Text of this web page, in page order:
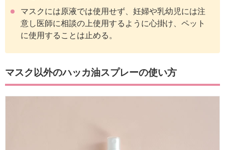
マスクには原液では使用せず、妊婦や乳幼児には注
意し医師に相談の上使用するように心掛け、ペット
に使用することは止める。
マスク以外のハッカ油スプレーの使い方